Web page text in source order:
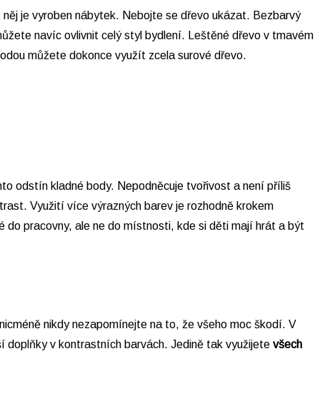
je vyroben nábytek. Nebojte se dřevo ukázat. Bezbarvý
navíc ovlivnit celý styl bydlení. Leštěné dřevo v tmavém
můžete dokonce využít zcela surové dřevo.
odstín kladné body. Nepodněcuje tvořivost a není příliš
Využití více výrazných barev je rozhodně krokem
pracovny, ale ne do místnosti, kde si děti mají hrát a být
nikdy nezapomínejte na to, že všeho moc škodí. V
v kontrastních barvách. Jedině tak využijete všech